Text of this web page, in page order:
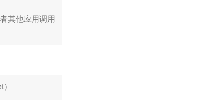
其他应用调用